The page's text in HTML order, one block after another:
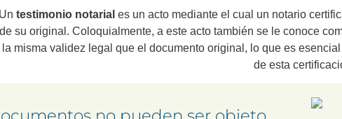
Un testimonio notarial es un acto mediante el cual un notario
de su original. Coloquialmente, a este acto también se le conoce
la misma validez legal que el documento original, lo que es
de esta